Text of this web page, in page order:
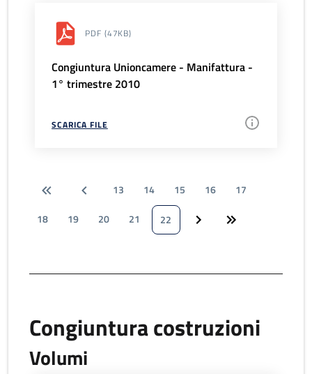
PDF (47KB)
Congiuntura Unioncamere - Manifattura -
1° trimestre 2010
SCARICA FILE
13 14 15 16
17
18
19 20 21 22
Congiuntura costruzioni
Volumi